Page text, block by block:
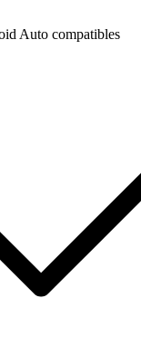
Auto compatibles